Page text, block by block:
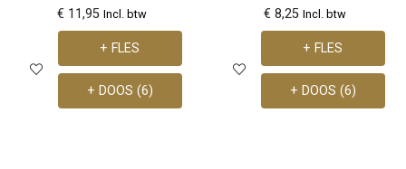
€ 11,95 Incl. btw
+ FLES
+ DOOS (6)
€ 8,25 Incl. btw
+ FLES
+ DOOS (6)